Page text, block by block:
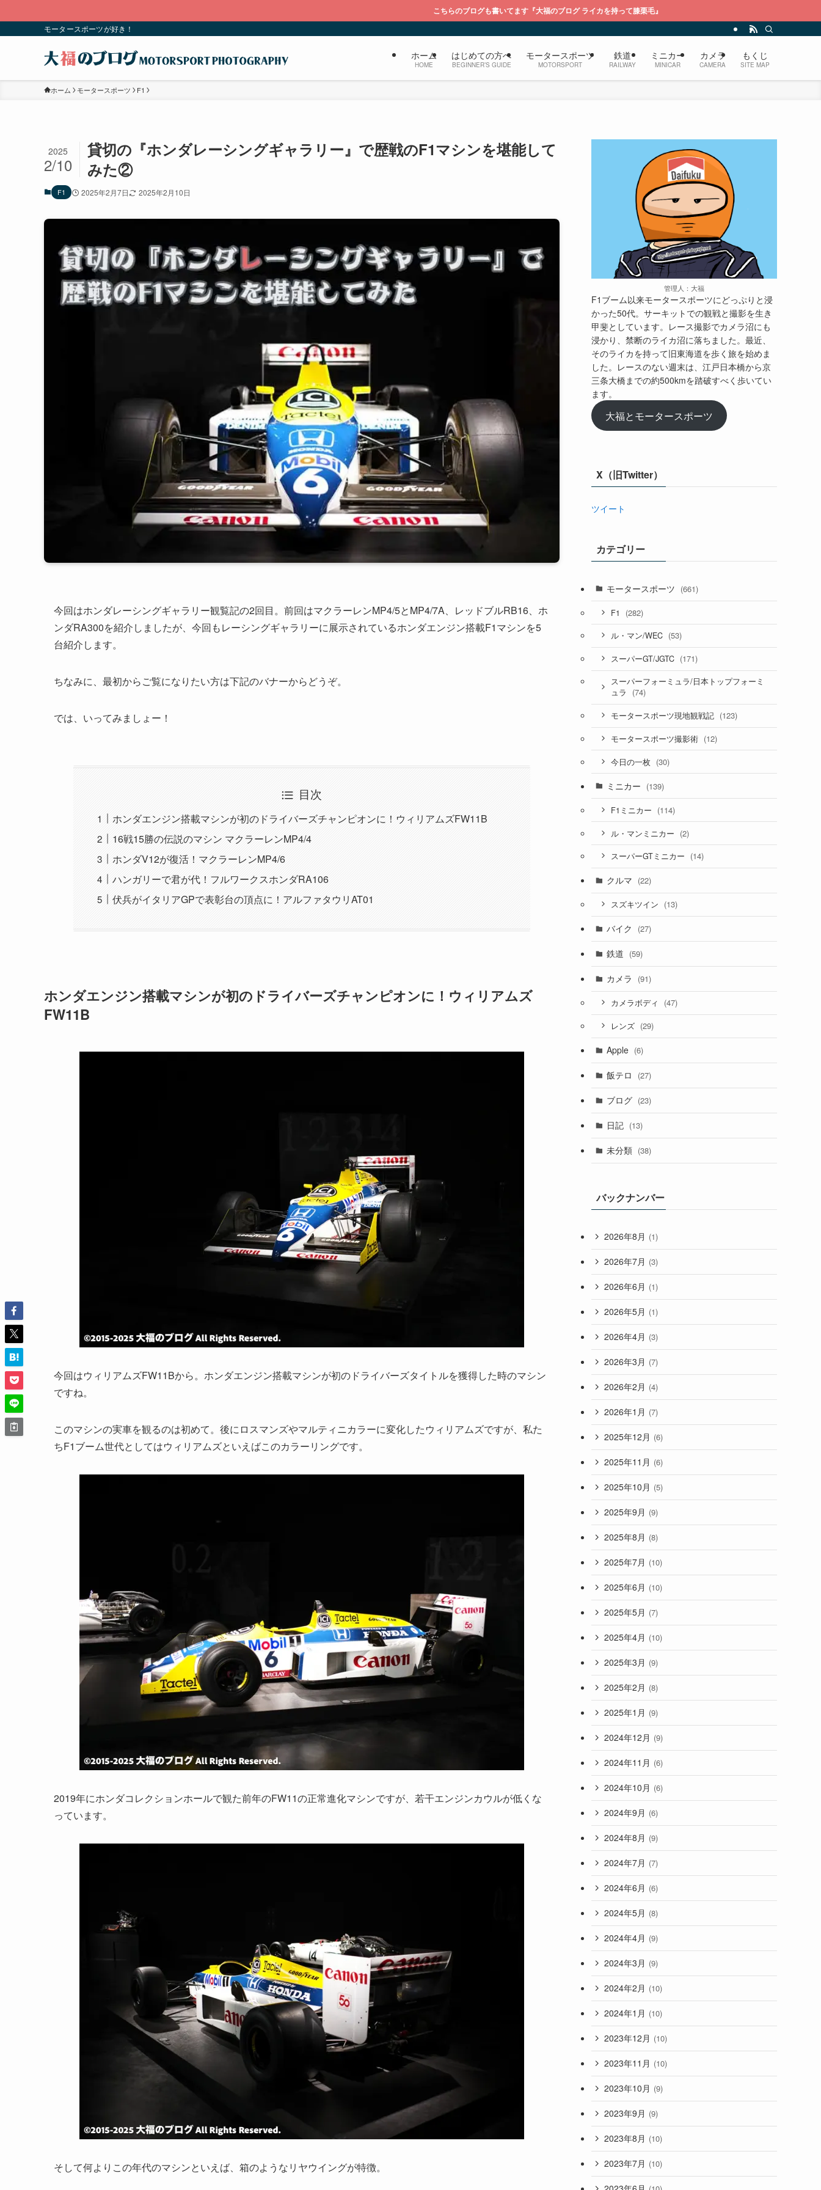
こちらのブログも書いてます『大福のブログ ライカを持って膝栗毛』
モータースポーツが好き！
ホーム
HOME
はじめての方へ
BEGINNER’S GUIDE
モータースポーツ
MOTORSPORT
鉄道
RAILWAY
ミニカー
MINICAR
カメラ
CAMERA
もくじ
SITE MAP
ホーム モータースポーツ F1
貸切の『ホンダレーシングギャラリー』で歴戦のF1マシンを堪能して
みた②
2025
2/10
F1 2025年2月7日 2025年2月10日
今回はホンダレーシングギャラリー観覧記の2回目。前回はマクラーレンMP4/5とMP4/7A、レッドブルRB16、ホ
ンダRA300を紹介しましたが、今回もレーシングギャラリーに展示されているホンダエンジン搭載F1マシンを5
台紹介します。
ちなみに、最初からご覧になりたい方は下記のバナーからどうぞ。
では、いってみましょー！
目次
ホンダエンジン搭載マシンが初のドライバーズチャンピオンに！ウィリアムズFW11B
16戦15勝の伝説のマシン マクラーレンMP4/4
ホンダV12が復活！マクラーレンMP4/6
ハンガリーで君が代！フルワークスホンダRA106
伏兵がイタリアGPで表彰台の頂点に！アルファタウリAT01
ホンダエンジン搭載マシンが初のドライバーズチャンピオンに！ウィリアムズ
FW11B
今回はウィリアムズFW11Bから。ホンダエンジン搭載マシンが初のドライバーズタイトルを獲得した時のマシン
ですね。
このマシンの実車を観るのは初めて。後にロスマンズやマルティニカラーに変化したウィリアムズですが、私た
ちF1ブーム世代としてはウィリアムズといえばこのカラーリングです。
2019年にホンダコレクションホールで観た前年のFW11の正常進化マシンですが、若干エンジンカウルが低くな
っています。
そして何よりこの年代のマシンといえば、箱のようなリヤウイングが特徴。
管理人：大福
F1ブーム以来モータースポーツにどっぷりと浸
かった50代。サーキットでの観戦と撮影を生き
甲斐としています。レース撮影でカメラ沼にも
浸かり、禁断のライカ沼に落ちました。最近、
そのライカを持って旧東海道を歩く旅を始めま
した。レースのない週末は、江戸日本橋から京
三条大橋までの約500kmを踏破すべく歩いてい
ます。
大福とモータースポーツ
X（旧Twitter）
ツイート
カテゴリー
モータースポーツ (661)
F1 (282)
ル・マン/WEC (53)
スーパーGT/JGTC (171)
スーパーフォーミュラ/日本トップフォーミ
ュラ
(74)
モータースポーツ現地観戦記 (123)
モータースポーツ撮影術 (12)
今日の一枚 (30)
ミニカー (139)
F1ミニカー (114)
ル・マンミニカー (2)
スーパーGTミニカー (14)
クルマ (22)
スズキツイン (13)
バイク (27)
鉄道 (59)
カメラ (91)
カメラボディ (47)
レンズ (29)
Apple (6)
飯テロ (27)
ブログ (23)
日記 (13)
未分類 (38)
バックナンバー
2026年8月 (1)
2026年7月 (3)
2026年6月 (1)
2026年5月 (1)
2026年4月 (3)
2026年3月 (7)
2026年2月 (4)
2026年1月 (7)
2025年12月 (6)
2025年11月 (6)
2025年10月 (5)
2025年9月 (9)
2025年8月 (8)
2025年7月 (10)
2025年6月 (10)
2025年5月 (7)
2025年4月 (10)
2025年3月 (9)
2025年2月 (8)
2025年1月 (9)
2024年12月 (9)
2024年11月 (6)
2024年10月 (6)
2024年9月 (6)
2024年8月 (9)
2024年7月 (7)
2024年6月 (6)
2024年5月 (8)
2024年4月 (9)
2024年3月 (9)
2024年2月 (10)
2024年1月 (10)
2023年12月 (10)
2023年11月 (10)
2023年10月 (9)
2023年9月 (9)
2023年8月 (10)
2023年7月 (10)